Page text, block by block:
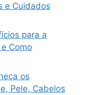
e Cuidados
para a
Como
os
Pele, Cabelos